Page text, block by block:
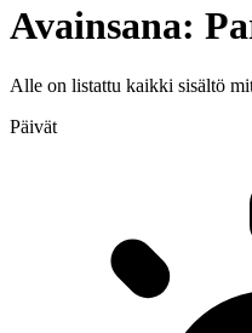
Avainsana:
Alle on listattu kaikki sisältö
Päivät